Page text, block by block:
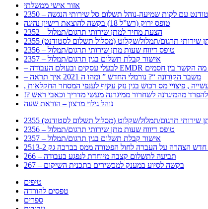
אזור אישי ממשלתי
לסטודנט עם לקות שמיעה-נוהל תשלום סל שירותי הנגשה
טופס ירוק (רש”ל 18) בקשה להוצאת רישיון נהיגה
2352 – הצעת מחיר למתן שירותי תרגום/תמלול
מתן שירותי תרגום/תמלול/שקלוט (מסלול תשלום לסטודנט)
2356 – טופס דיווח שעות מתן שירותי תרגום/תמלול
2357 – אישור קבלת תשלום בגין תרגום/תמלול
– משבר הקורונה “? נורמלי החדש ” ומהו ה 2021 איך תראה
להפרד מהמיגרנה לשחרור ממיגרנה מעשי מדריך וכאבי ראש
נוהל גילוי מרצון – הוראת שעה
מתן שירותי תרגום/תמלול/שקלוט (מסלול תשלום לסטודנט)
2356 – טופס דיווח שעות מתן שירותי תרגום/תמלול
2357 – אישור קבלת תשלום בגין תרגום/תמלול
266 – תביעה לתשלום קצבה מיוחדת לנפגע בעבודה
267 – בקשה לסיוע במענק למכשירים בתכנית השיקום
טיפים
טפסים להורדה
ספרים